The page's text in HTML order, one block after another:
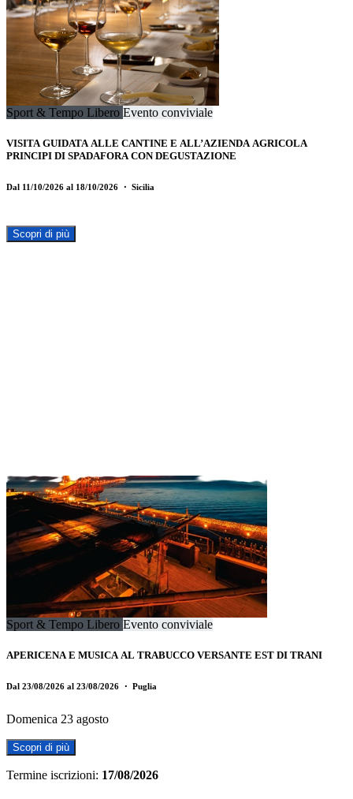
Sport & Tempo Libero Evento conviviale
VISITA GUIDATA ALLE CANTINE E ALL’AZIENDA AGRICOLA
PRINCIPI DI SPADAFORA CON DEGUSTAZIONE
Dal 11/10/2026 al 18/10/2026 ・ Sicilia
Scopri di più
Sport & Tempo Libero Evento conviviale
APERICENA E MUSICA AL TRABUCCO VERSANTE EST DI TRANI
Dal 23/08/2026 al 23/08/2026 ・ Puglia
Domenica 23 agosto
Scopri di più
Termine iscrizioni: 17/08/2026